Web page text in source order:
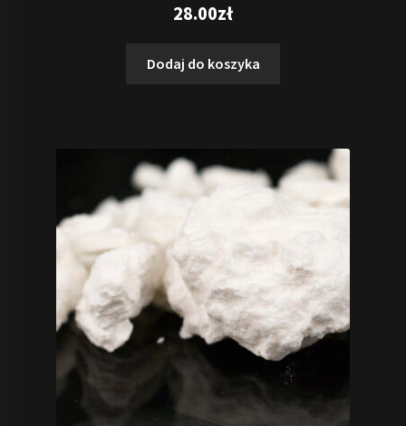
4.88na 5
28.00zł
Dodaj do koszyka